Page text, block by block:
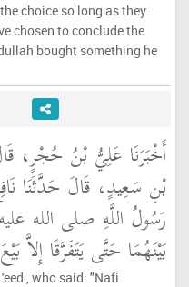
choice so long as they
chosen to conclude the
bought something he
أَخْبَرَنَا عَلِيُّ بْنُ حُجْرٍ،
بْنِ سَعِيدٍ، قَالَ حَدَّثَنَا
رَسُولُ اللَّهِ صلى الله
بَيْنَهُمَا حَتَّى يَتَفَرَّقَا إِلاَّ
, who said: "Nafi